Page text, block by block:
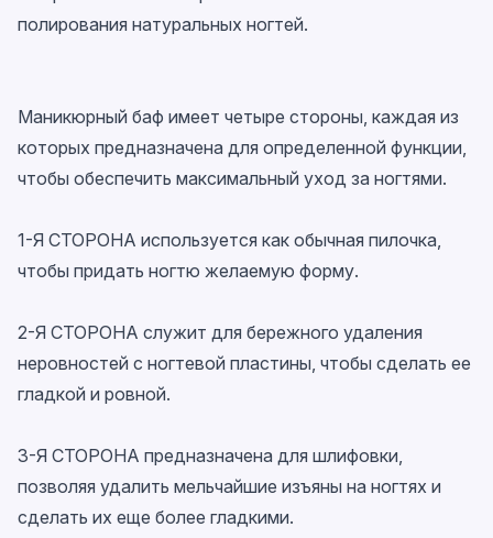
полирования натуральных ногтей.
Маникюрный баф имеет четыре стороны, каждая из
которых предназначена для определенной функции,
чтобы обеспечить максимальный уход за ногтями.
1-Я СТОРОНА используется как обычная пилочка,
чтобы придать ногтю желаемую форму.
2-Я СТОРОНА служит для бережного удаления
неровностей с ногтевой пластины, чтобы сделать ее
гладкой и ровной.
3-Я СТОРОНА предназначена для шлифовки,
позволяя удалить мельчайшие изъяны на ногтях и
сделать их еще более гладкими.